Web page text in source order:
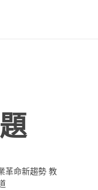
革命新趨勢 教